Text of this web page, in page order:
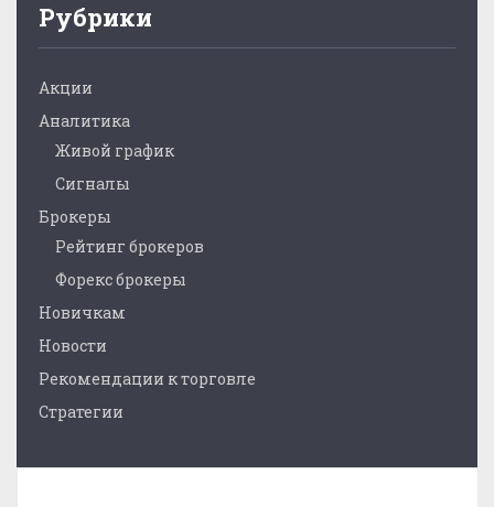
Рубрики
Акции
Аналитика
Живой график
Сигналы
Брокеры
Рейтинг брокеров
Форекс брокеры
Новичкам
Новости
Рекомендации к торговле
Стратегии